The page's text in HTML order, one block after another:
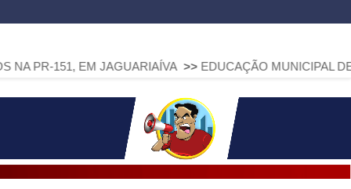
EM JAGUARIAÍVA >> EDUCAÇÃO MUNICIPAL DE ARAPOTI